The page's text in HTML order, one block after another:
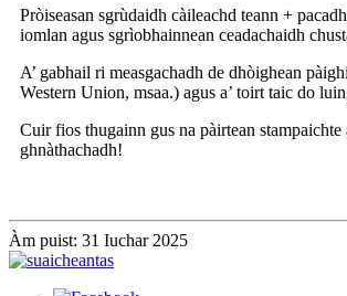
Pròiseasan sgrùdaidh càileachd teann +
iomlan agus sgrìobhainnean ceadachaidh
A’ gabhail ri measgachadh de dhòighean
Western Union, msaa.) agus a’ toirt taic do
Cuir fios thugainn gus na pàirtean stampaichte
ghnàthachadh!
Àm puist: 31 Iuchar 2025